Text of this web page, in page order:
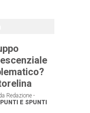
Redazione -
E SPUNTI